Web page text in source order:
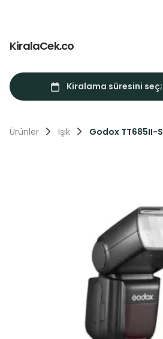
KiralaCek.co
Ürünler Işık Godox TT685II-